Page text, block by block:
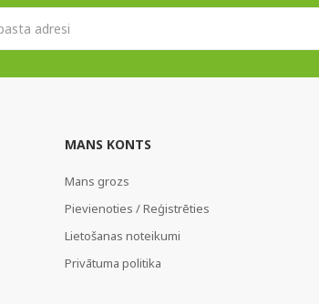
MANS KONTS
Mans grozs
Pievienoties / Reģistrēties
Lietošanas noteikumi
Privātuma politika